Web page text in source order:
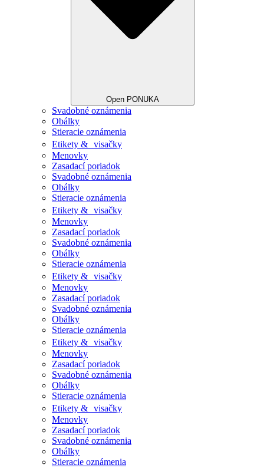
Open PONUKA
Svadobné oznámenia
Obálky
Stieracie oznámenia
Etikety & visačky
Menovky
Zasadací poriadok
Svadobné oznámenia
Obálky
Stieracie oznámenia
Etikety & visačky
Menovky
Zasadací poriadok
Svadobné oznámenia
Obálky
Stieracie oznámenia
Etikety & visačky
Menovky
Zasadací poriadok
Svadobné oznámenia
Obálky
Stieracie oznámenia
Etikety & visačky
Menovky
Zasadací poriadok
Svadobné oznámenia
Obálky
Stieracie oznámenia
Etikety & visačky
Menovky
Zasadací poriadok
Svadobné oznámenia
Obálky
Stieracie oznámenia